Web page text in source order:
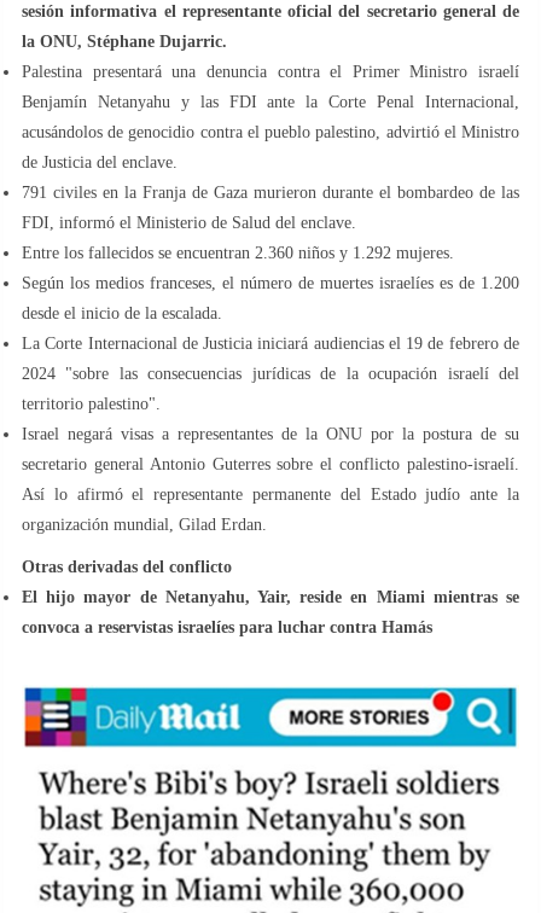
sesión informativa el representante oficial del secretario general de
la ONU, Stéphane Dujarric.
Palestina presentará una denuncia contra el Primer Ministro israelí
Benjamín Netanyahu y las FDI ante la Corte Penal Internacional,
acusándolos de genocidio contra el pueblo palestino, advirtió el Ministro
de Justicia del enclave.
791 civiles en la Franja de Gaza murieron durante el bombardeo de las
FDI, informó el Ministerio de Salud del enclave.
Entre los fallecidos se encuentran 2.360 niños y 1.292 mujeres.
Según los medios franceses, el número de muertes israelíes es de 1.200
desde el inicio de la escalada.
La Corte Internacional de Justicia iniciará audiencias el 19 de febrero de
2024 "sobre las consecuencias jurídicas de la ocupación israelí del
territorio palestino".
Israel negará visas a representantes de la ONU por la postura de su
secretario general Antonio Guterres sobre el conflicto palestino-israelí.
Así lo afirmó el representante permanente del Estado judío ante la
organización mundial, Gilad Erdan.
Otras derivadas del conflicto
El hijo mayor de Netanyahu, Yair, reside en Miami mientras se
convoca a reservistas israelíes para luchar contra Hamás